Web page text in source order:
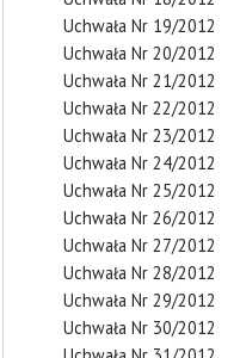
Uchwała Nr 19/2012
Uchwała Nr 20/2012
Uchwała Nr 21/2012
Uchwała Nr 22/2012
Uchwała Nr 23/2012
Uchwała Nr 24/2012
Uchwała Nr 25/2012
Uchwała Nr 26/2012
Uchwała Nr 27/2012
Uchwała Nr 28/2012
Uchwała Nr 29/2012
Uchwała Nr 30/2012